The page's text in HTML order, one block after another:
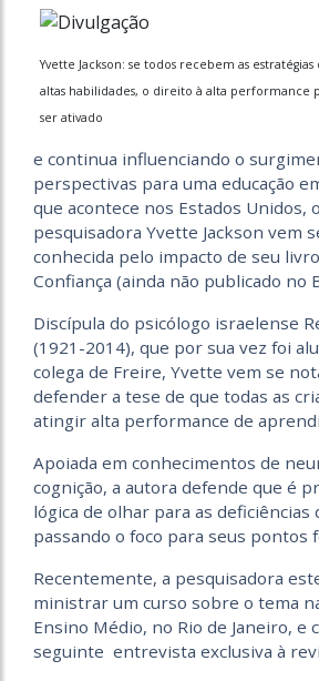
Yvette Jackson: se todos recebem as estratégias
altas habilidades, o direito à alta performance
ser ativado
e continua influenciando o
perspectivas para uma educação
que acontece nos Estados Unidos,
pesquisadora Yvette Jackson vem
conhecida pelo impacto de seu
Confiança (ainda não publicado no
Discípula do psicólogo israelense
(1921-2014), que por sua vez foi
colega de Freire, Yvette vem se
defender a tese de que todas as
atingir alta performance de
Apoiada em conhecimentos de
cognição, a autora defende que é
lógica de olhar para as deficiências
passando o foco para seus pontos
Recentemente, a pesquisadora
ministrar um curso sobre o tema
Ensino Médio, no Rio de Janeiro, e
seguinte entrevista exclusiva à